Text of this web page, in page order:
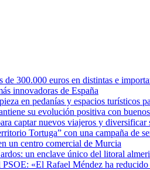
300.000 euros en distintas e
innovadoras de España
en pedanías y espacios turísticos
su evolución positiva con
captar nuevos viajeros y diversificar
Tortuga” con una campaña de
un centro comercial de Murcia
un enclave único del litoral
«El Rafael Méndez ha